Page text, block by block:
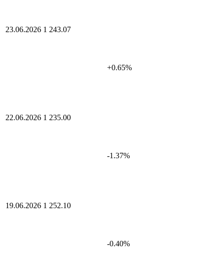
23.06.2026 1 243.07
+0.65%
22.06.2026 1 235.00
-1.37%
19.06.2026 1 252.10
-0.40%